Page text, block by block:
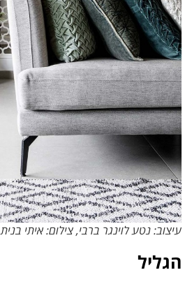
עיצוב: נטע לוינגר ברבי, צילום: איתי בנית
הגליל